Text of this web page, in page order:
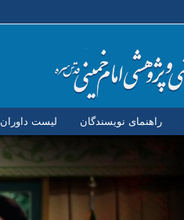
راهنمای نویسندگان لیست داوران